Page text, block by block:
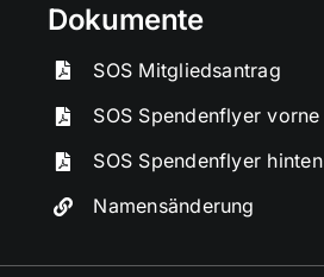
Dokumente
SOS Mitgliedsantrag
SOS Spendenflyer vorne
SOS Spendenflyer hinten
Namensänderung